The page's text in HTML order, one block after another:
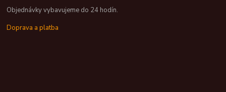
Objednávky vybavujeme do 24 hodín.
Doprava a platba